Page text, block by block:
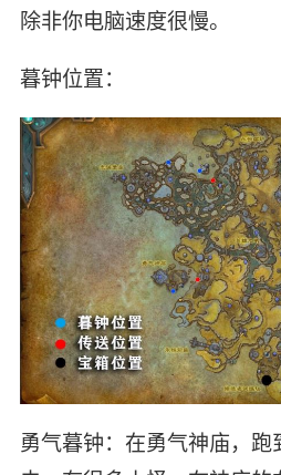
除非你电脑速度很慢。
暮钟位置：
勇气暮钟：在勇气神庙，